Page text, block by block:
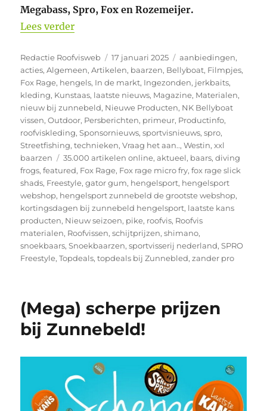
Megabass, Spro, Fox en Rozemeijer.
Lees verder“Heel veel nieuwe producten bij
Auteur
Redactie Roofvisweb
Geplaatst
op
17 januari 2025 Categorieën
aanbiedingen,
acties,Algemeen,Artikelen, baarzen, Bellyboat, Filmpjes,
Fox Rage, hengels, In de markt, Ingezonden, jerkbaits,
kleding, Kunstaas, laatste nieuws, Magazine, Materialen,
nieuw bij zunnebeld, Nieuwe Producten, NK Bellyboat
vissen,Outdoor, Persberichten, primeur, Productinfo,
roofviskleding,Sponsornieuws,sportvisnieuws,spro,
Streetfishing,technieken,Vraag het aan..,Westin,xxl
baarzen
Tags
35.000 artikelen online,aktueel, baars,diving
frogs,featured, Fox Rage, Fox rage micro fry,fox rage slick
shads, Freestyle,gator gum, hengelsport, hengelsport
webshop, hengelsport zunnebeld de grootste webshop,
kortingsdagen bij zunnebeld hengelsport, laatste kans
producten, Nieuw seizoen, pike, roofvis, Roofvis
materialen, Roofvissen,schijtprijzen,shimano,
snoekbaars,Snoekbaarzen,sportvisserij nederland,SPRO
Freestyle,Topdeals,topdeals bij Zunnebled,zander pro
(Mega) scherpe prijzen
bij Zunnebeld!